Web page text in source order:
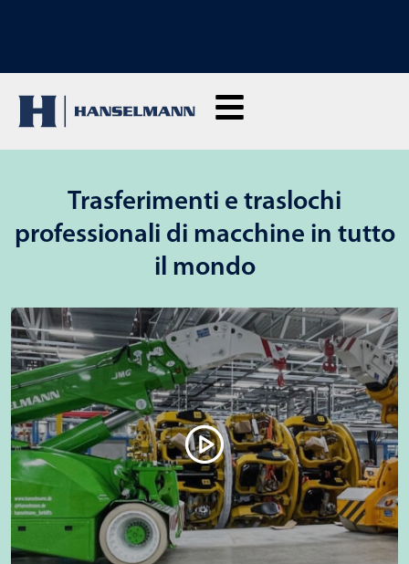
SCOPRI I NOSTRI CORSI DI FORMAZIONE: Clicca qui per richiedere
Trasferimenti e traslochi
professionali di macchine in tutto
il mondo